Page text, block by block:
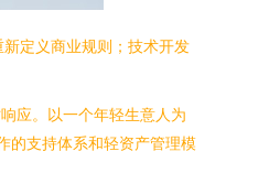
定义商业规则；技术开发
应。以一个年轻生意人为
的支持体系和轻资产管理模